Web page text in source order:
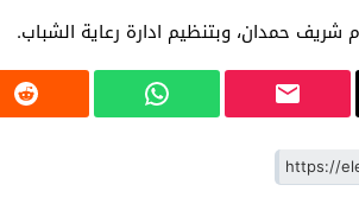
شريف حمدان، وبتنظيم ادارة رعاية الشباب.